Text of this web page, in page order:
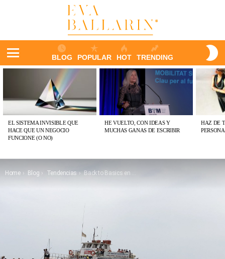
BLOG POPULAR HOT TRENDING
PUBLICACIONES
EL SISTEMA INVISIBLE QUE
HACE QUE UN NEGOCIO
FUNCIONE (O NO)
HE VUELTO, CON IDEAS Y
MUCHAS GANAS DE ESCRIBIR
HAZ DE
You are here:
Home Blog Tendencias Back to Basics en Turismo Circular: Objetivos básicos y oportunidades de negocio